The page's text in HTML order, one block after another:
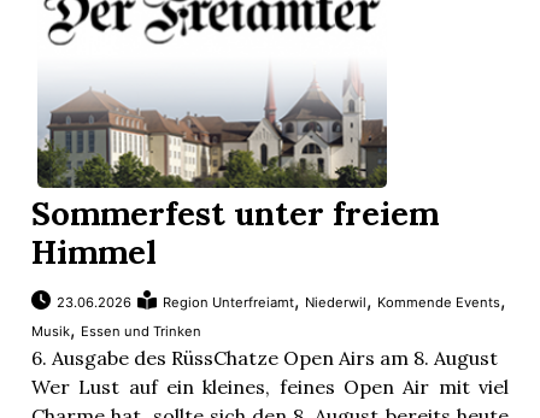
Sommerfest unter freiem
Himmel
23.06.2026 Region Unterfreiamt, Niederwil, Kommende Events,
Musik, Essen und Trinken
6. Ausgabe des RüssChatze Open Airs am 8. August
Wer Lust auf ein kleines, feines Open Air mit viel